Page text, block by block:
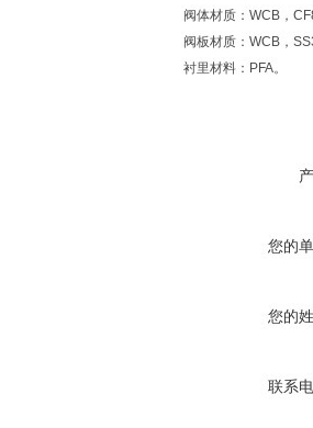
阀体材质：WCB，
阀板材质：WCB，
衬里材料：PFA。
您的
您的
联系